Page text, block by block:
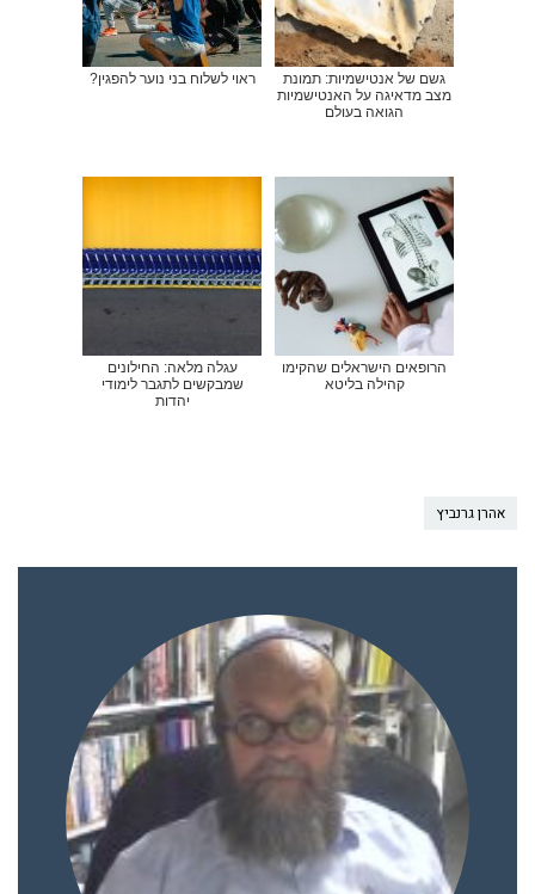
גשם של אנטישמיות: תמונת
מצב מדאיגה על האנטישמיות
הגואה בעולם
ראוי לשלוח בני נוער להפגין?
הרופאים הישראלים שהקימו
קהילה בליטא
עגלה מלאה: החילונים
שמבקשים לתגבר לימודי
יהדות
אהרן גרנביץ